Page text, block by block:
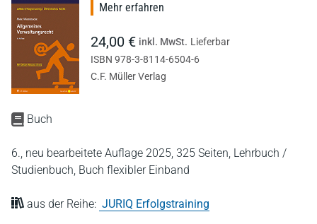
Buch
6., neu bearbeitete Auflage 2025, 325 Seiten, Lehrbuch /
Studienbuch, Buch flexibler Einband
aus der Reihe: JURIQ Erfolgstraining
Mehr erfahren
24,00 € inkl. MwSt. Lieferbar
ISBN 978-3-8114-6504-6
C.F. Müller Verlag